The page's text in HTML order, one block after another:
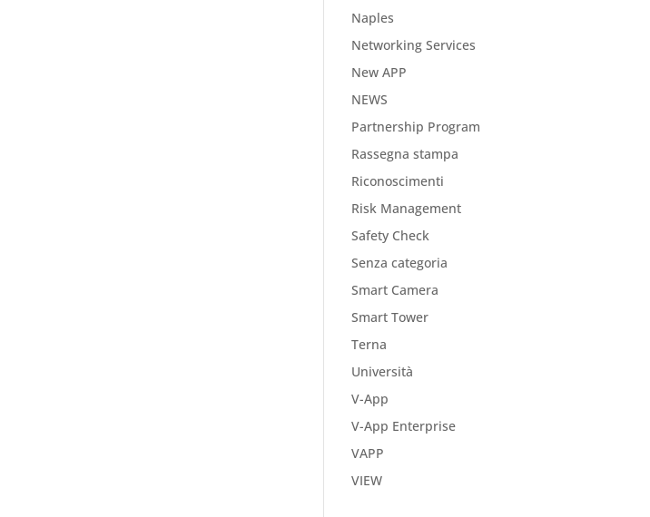
Naples
Networking Services
New APP
NEWS
Partnership Program
Rassegna stampa
Riconoscimenti
Risk Management
Safety Check
Senza categoria
Smart Camera
Smart Tower
Terna
Università
V-App
V-App Enterprise
VAPP
VIEW